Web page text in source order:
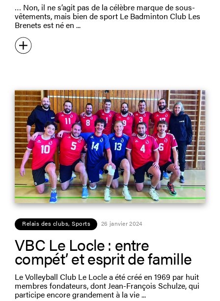
… Non, il ne s’agit pas de la célèbre marque de sous-
vêtements, mais bien de sport Le Badminton Club Les
Brenets est né en
Relais des clubs, Sports 26 janvier 2024
VBC Le Locle : entre
compét’ et esprit de famille
Le Volleyball Club Le Locle a été créé en 1969 par huit
membres fondateurs, dont Jean-François Schulze, qui
participe encore grandement à la vie